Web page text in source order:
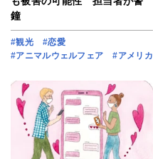
鐘
#観光
#恋愛
#アニマルウェルフェア
#アメリカ